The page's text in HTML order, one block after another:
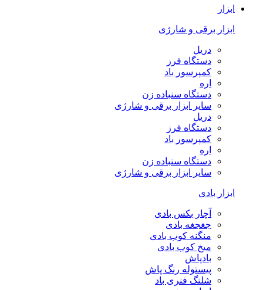
ابزار
ابزار برقی و شارژی
دریل
دستگاه فرز
کمپرسور باد
اره
دستگاه سنباده زن
سایر ابزار برقی و شارژی
دریل
دستگاه فرز
کمپرسور باد
اره
دستگاه سنباده زن
سایر ابزار برقی و شارژی
ابزار بادی
آچار بکس بادی
جغجغه بادی
منگنه کوب بادی
میخ کوب بادی
بادپاش
پیستوله رنگ پاش
شلنگ فنری باد